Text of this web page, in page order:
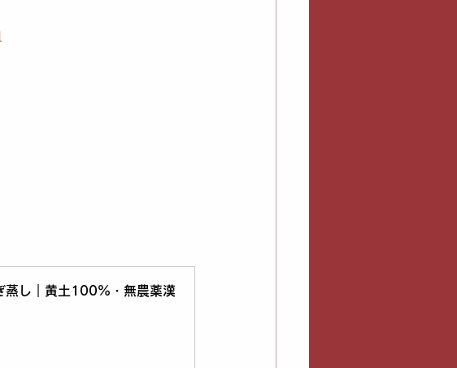
蒸し｜黄土100%・無農薬漢